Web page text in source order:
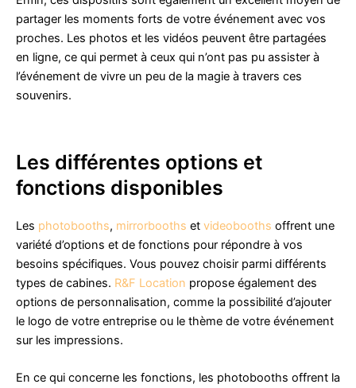
partager les moments forts de votre événement avec vos
proches. Les photos et les vidéos peuvent être partagées
en ligne, ce qui permet à ceux qui n’ont pas pu assister à
l’événement de vivre un peu de la magie à travers ces
souvenirs.
Les différentes options et
fonctions disponibles
Les photobooths, mirrorbooths et videobooths offrent une
variété d’options et de fonctions pour répondre à vos
besoins spécifiques. Vous pouvez choisir parmi différents
types de cabines. R&F Location propose également des
options de personnalisation, comme la possibilité d’ajouter
le logo de votre entreprise ou le thème de votre événement
sur les impressions.
En ce qui concerne les fonctions, les photobooths offrent la